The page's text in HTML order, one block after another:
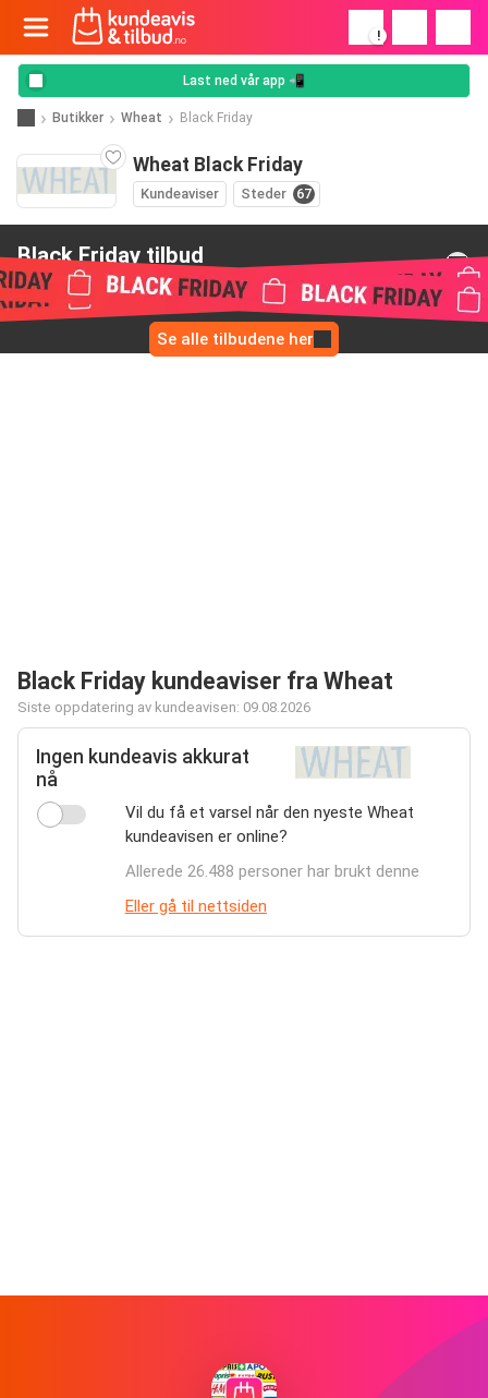
!
Last ned vår app 📲
Butikker Wheat Black Friday
Wheat Black Friday
Kundeaviser Steder 67
Black Friday tilbud
fra Wheat
Se alle tilbudene her
Black Friday kundeaviser fra Wheat
Siste oppdatering av kundeavisen: 09.08.2026
Ingen kundeavis akkurat
nå
Vil du få et varsel når den nyeste Wheat
kundeavisen er online?
Allerede 26.488 personer har brukt denne
Eller gå til nettsiden